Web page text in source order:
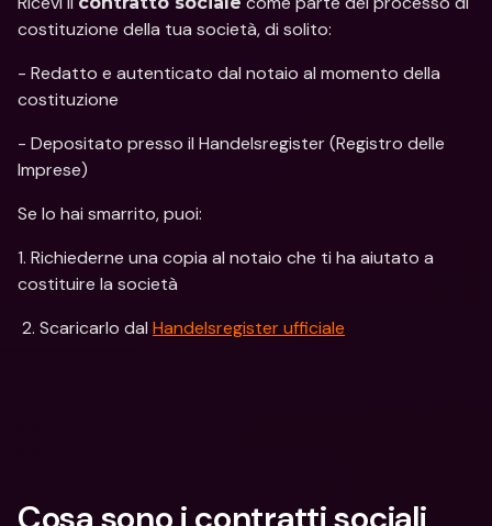
costituzione della tua società, di solito:
- Redatto e autenticato dal notaio al momento della
costituzione
- Depositato presso il Handelsregister (Registro delle
Imprese)
Se lo hai smarrito, puoi:
1. Richiederne una copia al notaio che ti ha aiutato a
costituire la società
2. Scaricarlo dal Handelsregister ufficiale